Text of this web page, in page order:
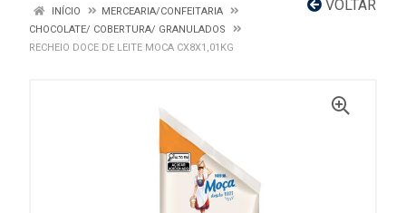
VOLTAR
INÍCIO
MERCEARIA/CONFEITARIA
CHOCOLATE/ COBERTURA/ GRANULADOS
RECHEIO DOCE DE LEITE MOCA CX8X1,01KG